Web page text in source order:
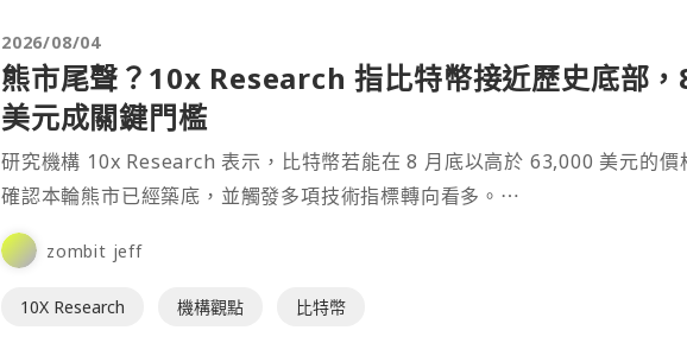
2026/08/04
熊市尾聲？10x Research 指比特幣接近歷史底部
美元成關鍵門檻
研究機構 10x Research 表示，比特幣若能在 8 月底以高於 63,000 美元的價
確認本輪熊市已經築底，並觸發多項技術指標轉向看多。⋯
zombit jeff
10X Research 機構觀點 比特幣